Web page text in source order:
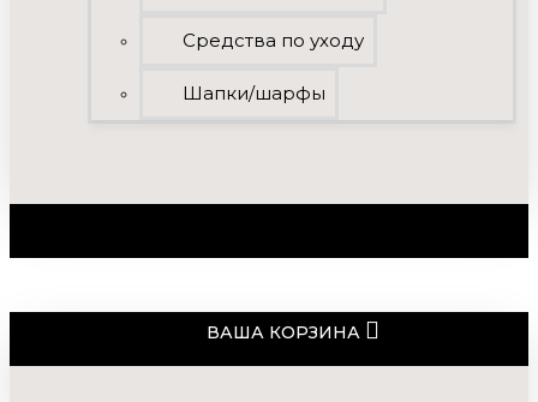
Средства по уходу
Шапки/шарфы
ВАША КОРЗИНА